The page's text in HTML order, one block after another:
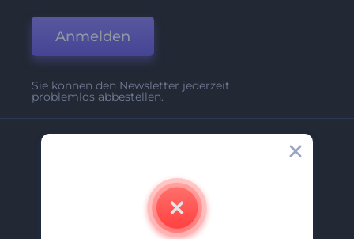
Anmelden
Sie können den Newsletter jederzeit
problemlos abbestellen.